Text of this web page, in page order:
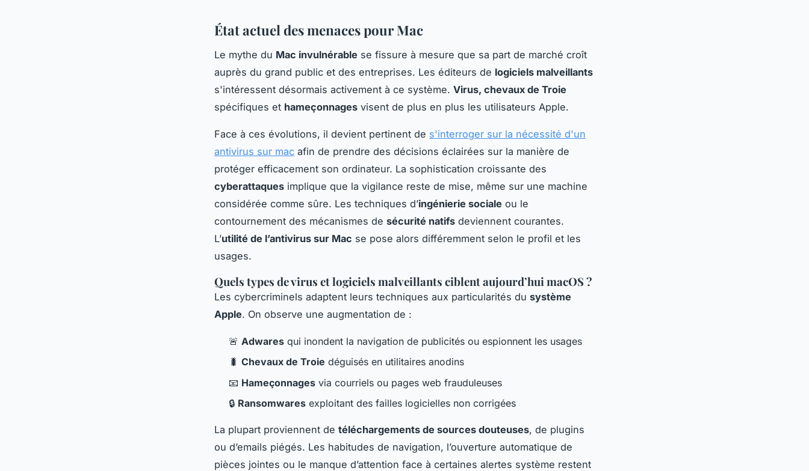
État actuel des menaces pour Mac
Le mythe du Mac invulnérable se fissure à mesure que sa part de marché croît
auprès du grand public et des entreprises. Les éditeurs de logiciels malveillants
s'intéressent désormais activement à ce système. Virus, chevaux de Troie
spécifiques et hameçonnages visent de plus en plus les utilisateurs Apple.
Face à ces évolutions, il devient pertinent de s'interroger sur la nécessité d'un
antivirus sur mac afin de prendre des décisions éclairées sur la manière de
protéger efficacement son ordinateur. La sophistication croissante des
cyberattaques implique que la vigilance reste de mise, même sur une machine
considérée comme sûre. Les techniques d’ingénierie sociale ou le
contournement des mécanismes de sécurité natifs deviennent courantes.
L’utilité de l’antivirus sur Mac se pose alors différemment selon le profil et les
usages.
Quels types de virus et logiciels malveillants ciblent aujourd’hui macOS ?
Les cybercriminels adaptent leurs techniques aux particularités du système
Apple. On observe une augmentation de :
🚨 Adwares qui inondent la navigation de publicités ou espionnent les usages
🐛 Chevaux de Troie déguisés en utilitaires anodins
📧 Hameçonnages via courriels ou pages web frauduleuses
🔒 Ransomwares exploitant des failles logicielles non corrigées
La plupart proviennent de téléchargements de sources douteuses, de plugins
ou d’emails piégés. Les habitudes de navigation, l’ouverture automatique de
pièces jointes ou le manque d’attention face à certaines alertes système restent